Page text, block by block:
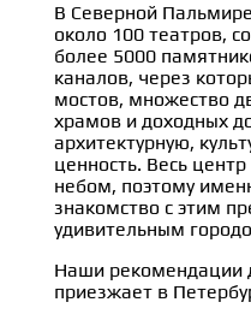
В Северной
около 100 театров,
более 5000
каналов, через
мостов, множество
храмов и доходных
архитектурную,
ценность. Весь
небом, поэтому
знакомство с этим
удивительным
Наши рекомендации
приезжает в